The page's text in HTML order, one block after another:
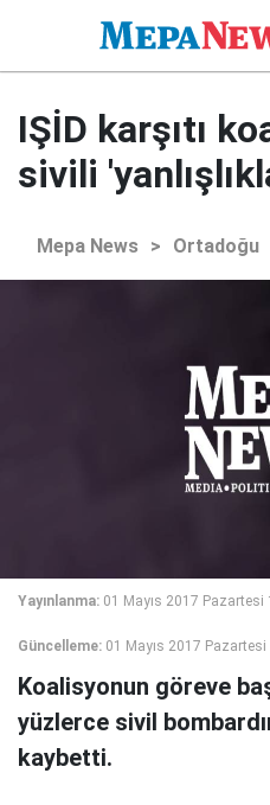
IŞİD karşıtı
sivili
Mepa News > Ortadoğu
Yayınlanma: 01 Mayıs 2017 Pazartesi
Güncelleme: 01 Mayıs 2017 Pazartesi
Koalisyonun göreve
yüzlerce sivil
kaybetti.